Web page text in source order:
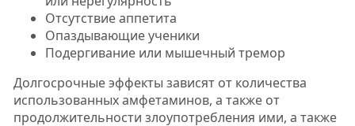
Отсутствие аппетита
Опаздывающие ученики
Подергивание или мышечный тремор
Долгосрочные эффекты зависят от количества
использованных амфетаминов, а также от
продолжительности злоупотребления ими, а также